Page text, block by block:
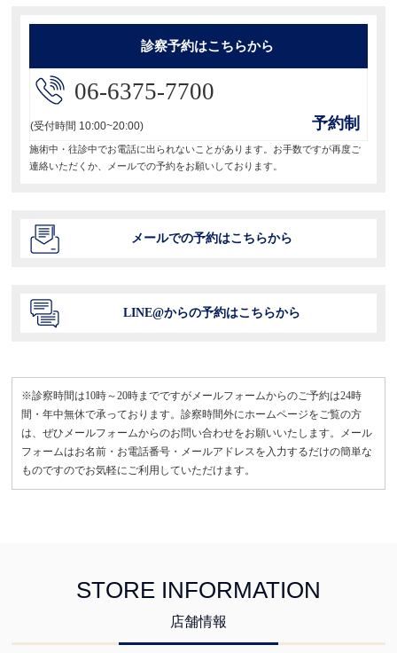
診察予約はこちらから
06-6375-7700
(受付時間 10:00~20:00) 予約制
施術中・往診中でお電話に出られないことがあります。お手数ですが再度ご
連絡いただくか、メールでの予約をお願いしております。
メールでの予約はこちらから
LINE@からの予約はこちらから
※診察時間は10時～20時までですがメールフォームからのご予約は24時
間・年中無休で承っております。診察時間外にホームページをご覧の方
は、ぜひメールフォームからのお問い合わせをお願いいたします。メール
フォームはお名前・お電話番号・メールアドレスを入力するだけの簡単な
ものですのでお気軽にご利用していただけます。
STORE INFORMATION
店舗情報